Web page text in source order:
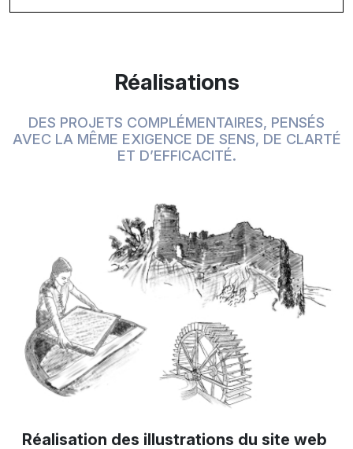
Réalisations
DES PROJETS COMPLÉMENTAIRES, PENSÉS
AVEC LA MÊME EXIGENCE DE SENS, DE CLARTÉ
ET D’EFFICACITÉ.
du site web
Conception des